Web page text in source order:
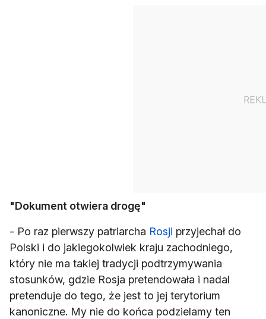
"Dokument otwiera drogę"
- Po raz pierwszy patriarcha Rosji przyjechał do
Polski i do jakiegokolwiek kraju zachodniego,
który nie ma takiej tradycji podtrzymywania
stosunków, gdzie Rosja pretendowała i nadal
pretenduje do tego, że jest to jej terytorium
kanoniczne. My nie do końca podzielamy ten